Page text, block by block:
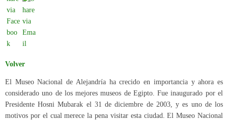
Volver
El Museo Nacional de Alejandría ha crecido en importancia y ahora es
considerado uno de los mejores museos de Egipto. Fue inaugurado por el
Presidente Hosni Mubarak el 31 de diciembre de 2003, y es uno de los
motivos por el cual merece la pena visitar esta ciudad. El Museo Nacional